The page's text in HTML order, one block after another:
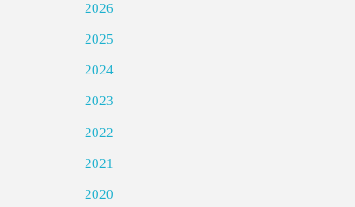
2026
2025
2024
2023
2022
2021
2020